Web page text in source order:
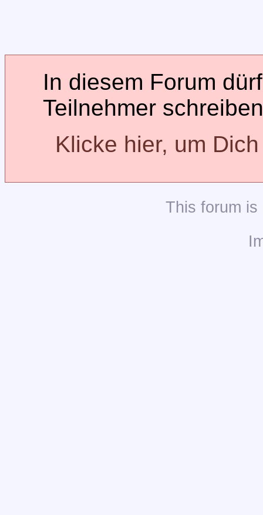
In diesem Forum
Teilnehmer
Klicke hier, um
This forum is